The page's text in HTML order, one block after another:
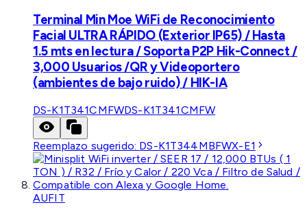
Terminal Min Moe WiFi de Reconocimiento
Facial ULTRA RÁPIDO (Exterior IP65) / Hasta
1.5 mts en lectura / Soporta P2P Hik-Connect /
3,000 Usuarios /QR y Videoportero
(ambientes de bajo ruido) / HIK-IA
DS-K1T341CMFWDS-K1T341CMFW
Reemplazo sugerido: DS-K1T344MBFWX-E1
AUFIT